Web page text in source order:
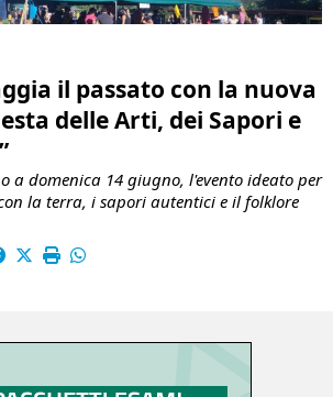
il passato con la nuova
delle Arti, dei Sapori e
a domenica 14 giugno, l'evento ideato per
la terra, i sapori autentici e il folklore